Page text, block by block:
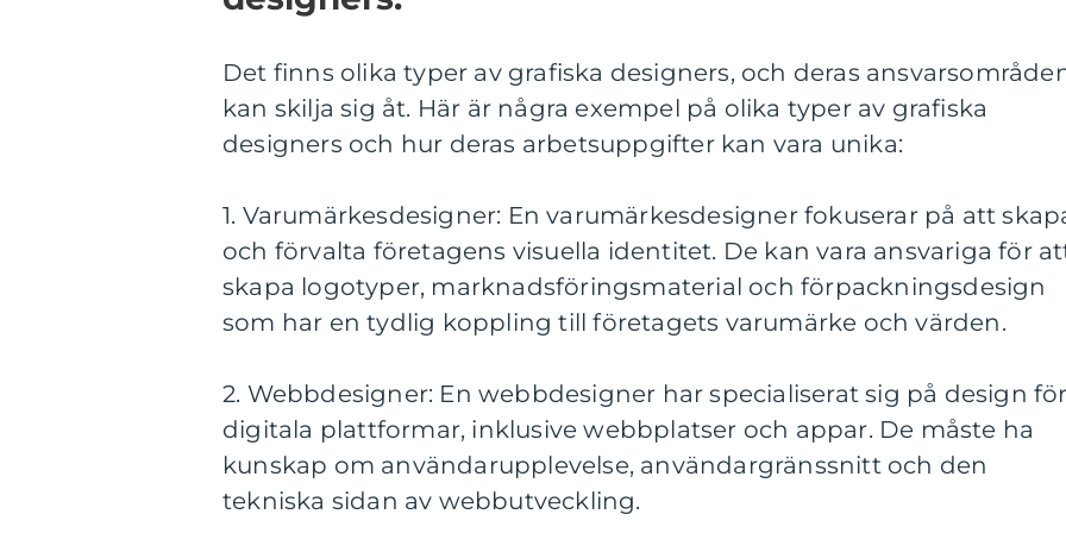
Det finns olika typer av grafiska designers, och deras
kan skilja sig åt. Här är några exempel på olika typer av grafiska
designers och hur deras arbetsuppgifter kan vara unika:
1. Varumärkesdesigner: En varumärkesdesigner fokuserar på att
och förvalta företagens visuella identitet. De kan vara ansvariga för
skapa logotyper, marknadsföringsmaterial och förpackningsdesign
som har en tydlig koppling till företagets varumärke och värden.
2. Webbdesigner: En webbdesigner har specialiserat sig på design för
digitala plattformar, inklusive webbplatser och appar. De måste ha
kunskap om användarupplevelse, användargränssnitt och den
tekniska sidan av webbutveckling.